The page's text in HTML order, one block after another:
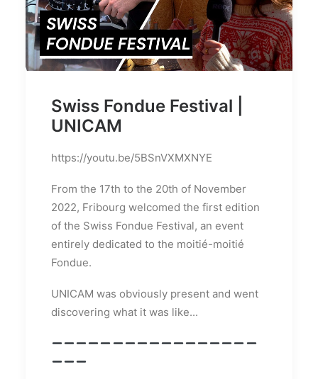
Swiss Fondue Festival |
UNICAM
https://youtu.be/5BSnVXMXNYE
From the 17th to the 20th of November
2022, Fribourg welcomed the first edition
of the Swiss Fondue Festival, an event
entirely dedicated to the moitié-moitié
Fondue.
UNICAM was obviously present and went
discovering what it was like...